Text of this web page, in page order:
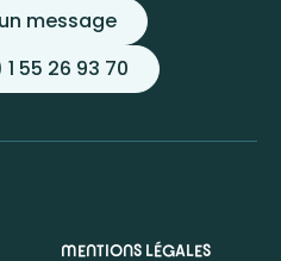
message
55 26 93 70
MENTIONS LÉGALES